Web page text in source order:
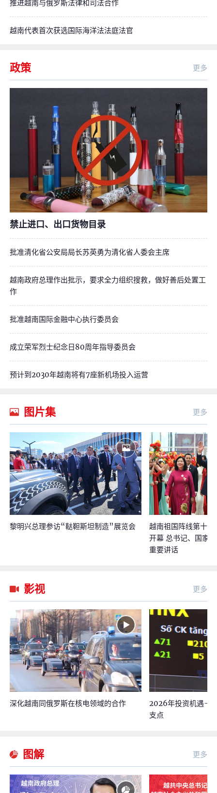
推进越南与俄罗斯法律和司法合作
越南代表首次获选国际海洋法法庭法官
政策 更多
禁止进口、出口货物目录
批准清化省公安局局长苏英勇为清化省人委会主席
越南政府总理作出批示，要求全力组织搜救，做好善后处置工
作
批准越南国际金融中心执行委员会
成立荣军烈士纪念日80周年指导委员会
预计到2030年越南将有7座新机场投入运营
图片集 更多
黎明兴总理参访“鞑靼斯坦制造”展览会
越南祖国阵线第十
开幕 总书记、国家
重要讲话
影视 更多
深化越南同俄罗斯在核电领域的合作
2026年投资机遇
支点
图解 更多